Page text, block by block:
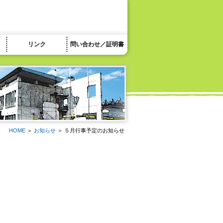
リンク 問い合わせ／証明書
HOME ＞ お知らせ ＞ ５月行事予定のお知らせ